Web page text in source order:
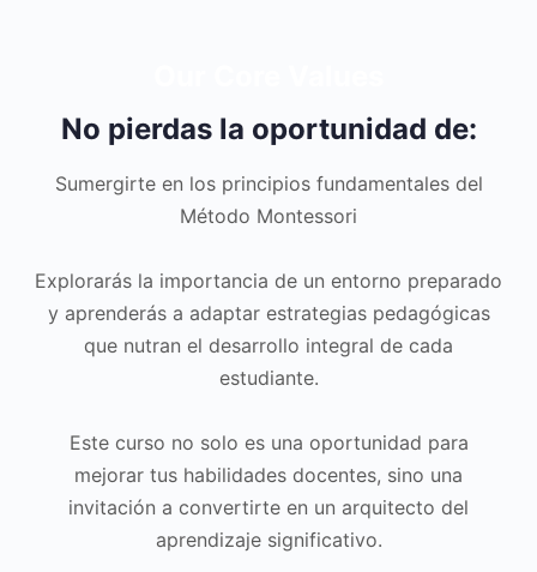
No pierdas la oportunidad de:
Sumergirte en los principios fundamentales del
Método Montessori
Explorarás la importancia de un entorno preparado
y aprenderás a adaptar estrategias pedagógicas
que nutran el desarrollo integral de cada
estudiante.
Este curso no solo es una oportunidad para
mejorar tus habilidades docentes, sino una
invitación a convertirte en un arquitecto del
aprendizaje significativo.